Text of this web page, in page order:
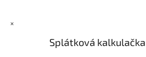
×
Splátková kalkulačka